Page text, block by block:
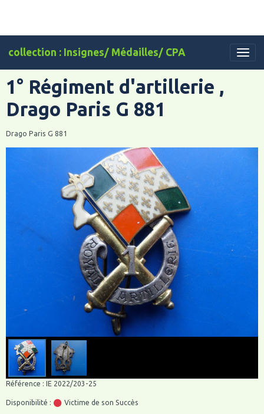
collection : Insignes/ Médailles/ CPA
1° Régiment d'artillerie ,
Drago Paris G 881
Drago Paris G 881
Référence : IE 2022/203-25
Disponibilité : Victime de son Succès